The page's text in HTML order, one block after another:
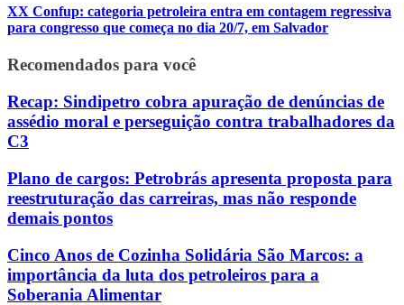
XX Confup: categoria petroleira entra em contagem regressiva
para congresso que começa no dia 20/7, em Salvador
Recomendados para você
Recap: Sindipetro cobra apuração de denúncias de
assédio moral e perseguição contra trabalhadores da
C3
Plano de cargos: Petrobrás apresenta proposta para
reestruturação das carreiras, mas não responde
demais pontos
Cinco Anos de Cozinha Solidária São Marcos: a
importância da luta dos petroleiros para a
Soberania Alimentar